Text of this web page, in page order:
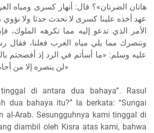
هاتان الضرتان»؟ قال: أنهار كسرى ومياه
عهد أخذه علينا كسرى لا نحدث حدثا ولا نؤوي
الأمر الذي تدعو إليه مما تكرهه الملوك،
وننصرك مما يلي مياه العرب فعلنا، فقال
عليه وسلم: «ما أسأتم في الرد إذ أفصحتم
لن ينصره إلا من أحاطه من جميع جوانبه»
di antara dua bahaya”. Rasul
dua bahaya itu?” Ia berkata: “Sungai
al-Arab. Sesungguhnya kami tinggal di
diambil oleh Kisra atas kami, bahwa